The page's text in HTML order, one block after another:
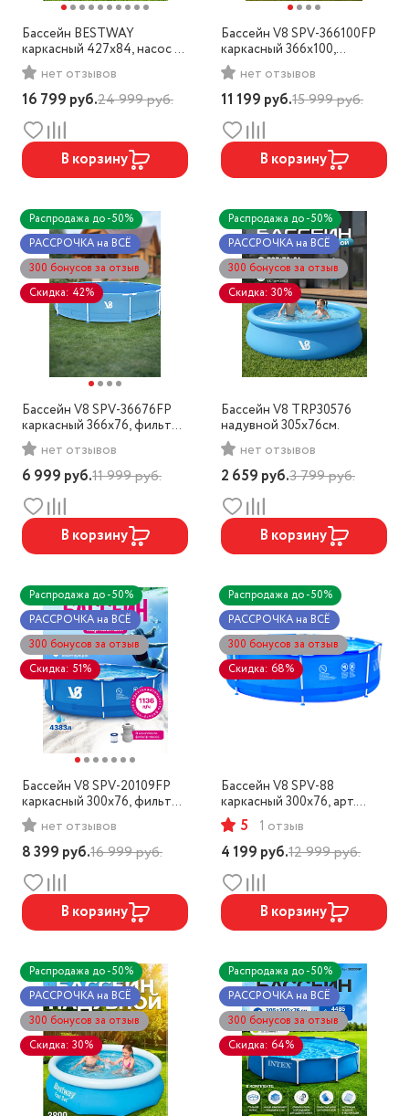
Бассейн BESTWAY
каркасный 427x84, насос в
комплекте, арт. 56595 BW
нет отзывов
16 799 руб.24 999руб.
В корзину
Бассейн V8 SPV-366100FP
каркасный 366x100,
фильтр-насос
нет отзывов
11 199 руб.15 999руб.
В корзину
Бассейн V8 SPV-36676FP
каркасный 366x76, фильтр-
насоснет отзывов
6 999 руб.11 999руб.
В корзину
Распродажа до -50%
РАССРОЧКА на ВСЁ
300 бонусов за отзыв
Скидка: 42%
Бассейн V8 TRP30576
надувной 305х76см.
нет отзывов
2 659 руб.3 799руб.
В корзину
Распродажа до -50%
РАССРОЧКА на ВСЁ
300 бонусов за отзыв
Скидка: 30%
Бассейн V8 SPV-20109FP
каркасный 300x76, фильтр-
насос (SPV-85)
нет отзывов
8 399 руб.16 999руб.
В корзину
Распродажа до -50%
РАССРОЧКА на ВСЁ
300 бонусов за отзыв
Скидка: 51%
Бассейн V8 SPV-88
каркасный 300x76, арт.
20109
5 1 отзыв
4 199 руб.12 999руб.
В корзину
Распродажа до -50%
РАССРОЧКА на ВСЁ
300 бонусов за отзыв
Скидка: 68%
Распродажа до -50%
РАССРОЧКА на ВСЁ
300 бонусов за отзыв
Скидка: 30%
Распродажа до -50%
РАССРОЧКА на ВСЁ
300 бонусов за отзыв
Скидка: 64%